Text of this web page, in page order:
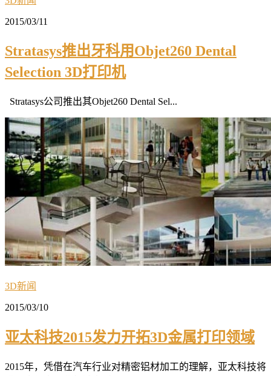
2015/03/11
Stratasys推出牙科用Objet260 Dental
Selection 3D打印机
Stratasys公司推出其Objet260 Dental Sel...
3D新闻
2015/03/10
亚太科技2015发力开拓3D金属打印领域
2015年，凭借在汽车行业对精密铝材加工的理解，亚太科技将